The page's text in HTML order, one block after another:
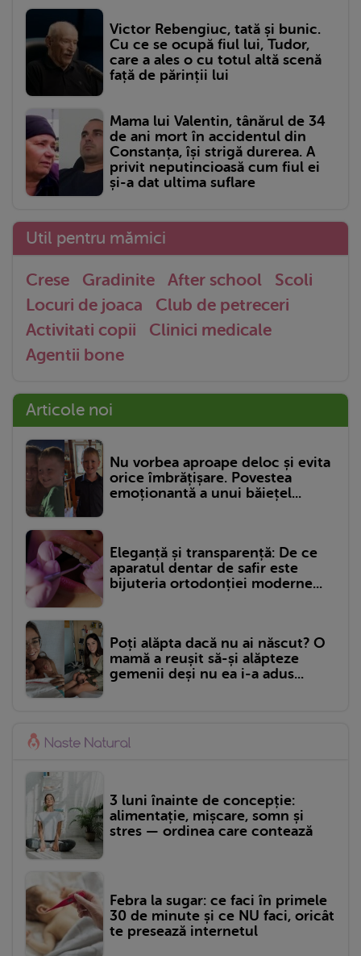
Victor Rebengiuc, tată și bunic.
Cu ce se ocupă fiul lui, Tudor,
care a ales o cu totul altă scenă
față de părinții lui
Mama lui Valentin, tânărul de 34
de ani mort în accidentul din
Constanța, își strigă durerea. A
privit neputincioasă cum fiul ei
și-a dat ultima suflare
Util pentru mămici
Crese Gradinite After school
Scoli
Locuri de joaca
Club de petreceri
Activitati copii
Clinici medicale
Agentii bone
Articole noi
Nu vorbea aproape deloc și evita
orice îmbrățișare. Povestea
emoționantă a unui băiețel...
Eleganță și transparență: De ce
aparatul dentar de safir este
bijuteria ortodonției moderne...
Poți alăpta dacă nu ai născut? O
mamă a reușit să-și alăpteze
gemenii deși nu ea i-a adus...
3 luni înainte de concepție:
alimentație, mișcare, somn și
stres — ordinea care contează
Febra la sugar: ce faci în primele
30 de minute și ce NU faci, oricât
te presează internetul